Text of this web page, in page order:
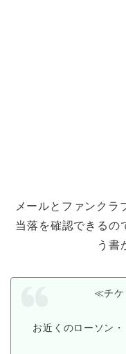
メールとファンクラ
当落を確認できるの
う書
≪チケ
お近くのローソン・